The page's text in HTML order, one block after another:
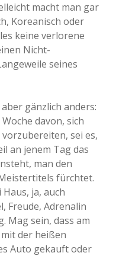
macht man gar
Koreanisch oder
keine verlorene
Nicht-
seines
gänzlich anders:
davon, sich
sei es,
an jenem Tag das
man den
fürchtet.
ja, auch
Freude, Adrenalin
Mag sein, dass am
der heißen
Auto gekauft oder